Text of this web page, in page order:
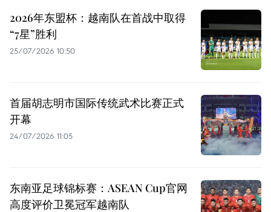
2026年东盟杯：越南队在首战中取得
“7星”胜利
25/07/2026 10:50
首届胡志明市国际传统武术比赛正式
开幕
24/07/2026 11:05
东南亚足球锦标赛：ASEAN Cup官网
高度评价卫冕冠军越南队